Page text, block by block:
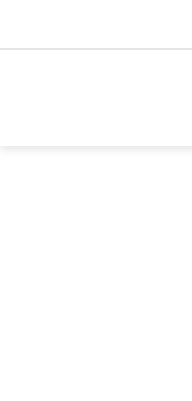
الذهب في جدة